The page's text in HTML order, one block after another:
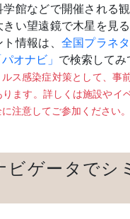
館などで開催される
い望遠鏡で木星を見る
情報は、 全国プラネ
オナビ」 で検索してみ
ス感染症対策として、事
ます。詳しくは施設やイ
注意してご参加ください。
ビゲータでシ